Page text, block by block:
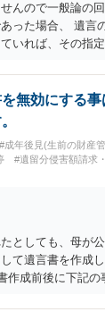
んので一般論の
った場合、 遺言
いれば、その指
ている指定相続
ます。 次に、既に
相続財産につい
続財産として、
分割が行われる
在な指定相続人
無効にする
#成年後見(生前の財産
#遺留分侵害額請求
としても、母が
て遺言書を作成
作成前後に下記